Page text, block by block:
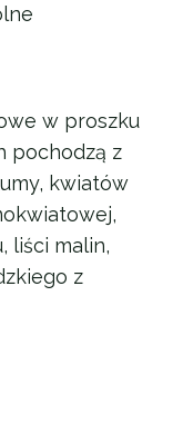
w proszku
pochodzą z
kwiatów
liści malin,
z